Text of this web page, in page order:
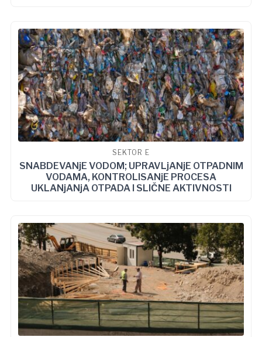
SEKTOR E
SNABDEVANjE VODOM; UPRAVLjANjE OTPADNIM
VODAMA, KONTROLISANjE PROCESA
UKLANjANjA OTPADA I SLIČNE AKTIVNOSTI